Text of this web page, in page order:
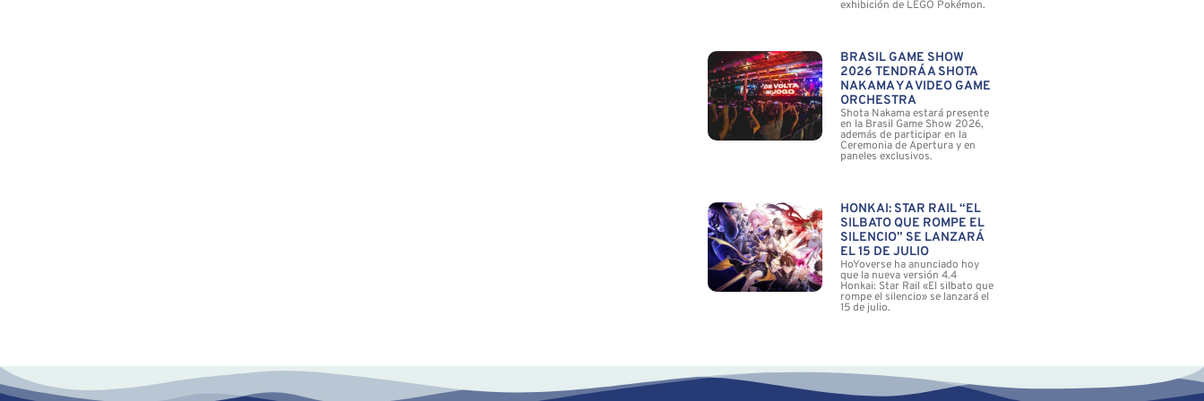
exhibición de LEGO Pokémon.
BRASIL GAME SHOW
2026 TENDRÁ A SHOTA
NAKAMA Y A VIDEO GAME
ORCHESTRA
Shota Nakama estará presente
en la Brasil Game Show 2026,
además de participar en la
Ceremonia de Apertura y en
paneles exclusivos.
HONKAI: STAR RAIL “EL
SILBATO QUE ROMPE EL
SILENCIO” SE LANZARÁ
EL 15 DE JULIO
HoYoverse ha anunciado hoy
que la nueva versión 4.4
Honkai: Star Rail «El silbato que
rompe el silencio» se lanzará el
15 de julio.